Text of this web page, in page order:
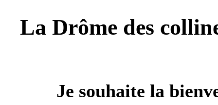
La Drôme des
Je souhaite la